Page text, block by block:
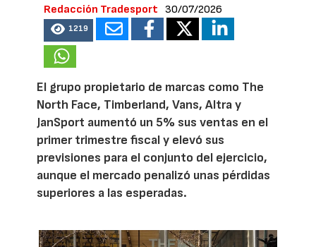
Redacción Tradesport 30/07/2026
1219
El grupo propietario de marcas como The
North Face, Timberland, Vans, Altra y
JanSport aumentó un 5% sus ventas en el
primer trimestre fiscal y elevó sus
previsiones para el conjunto del ejercicio,
aunque el mercado penalizó unas pérdidas
superiores a las esperadas.